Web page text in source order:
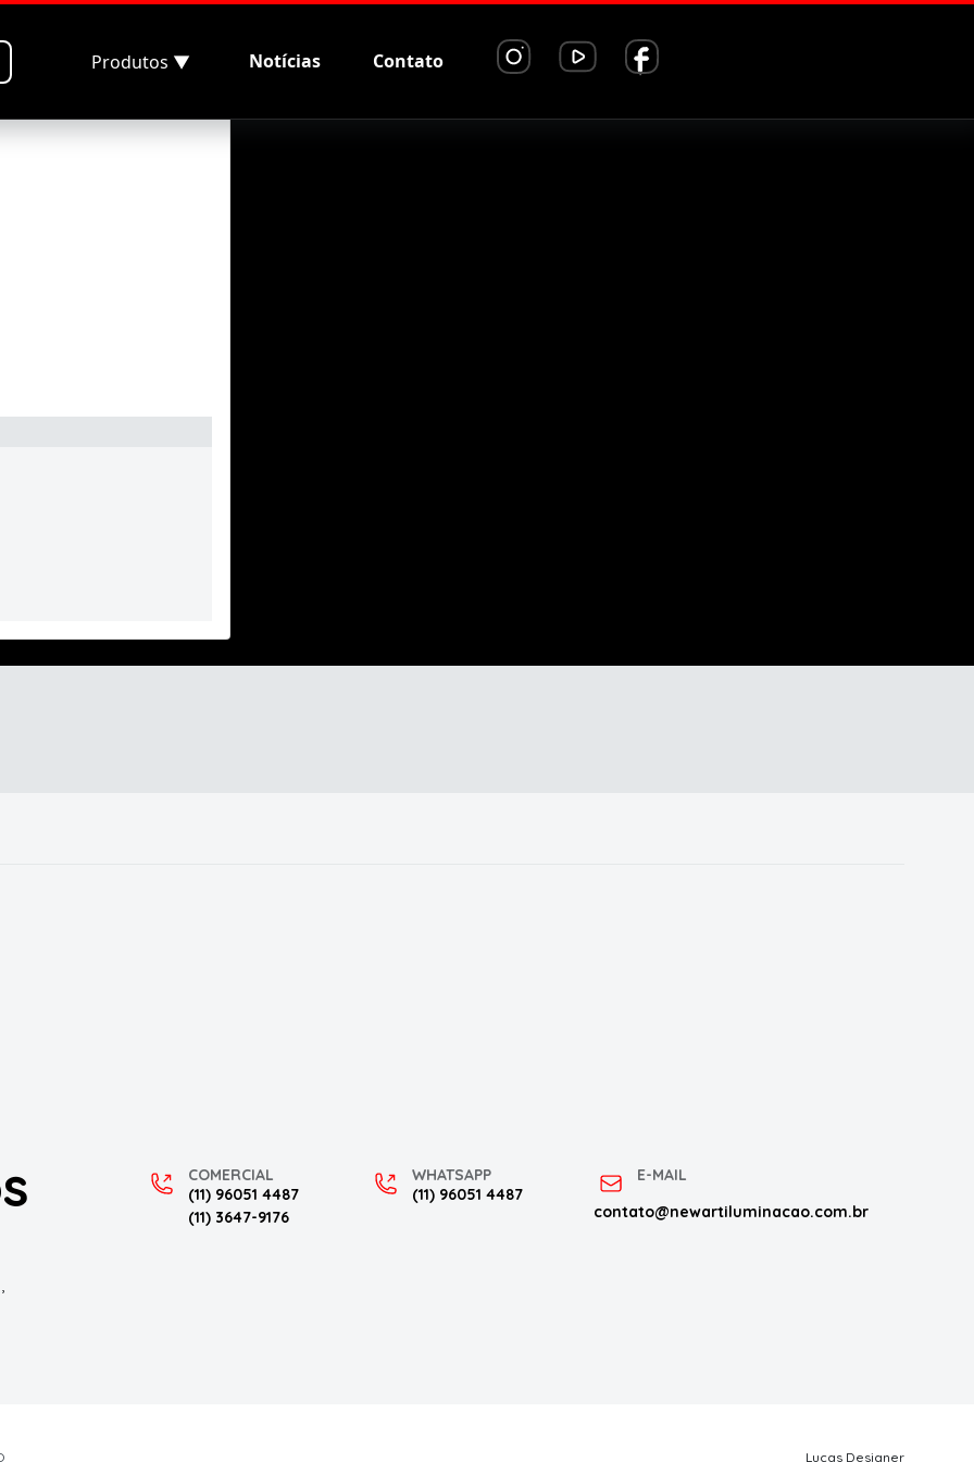
Produtos ▼ Notícias Contato
COMERCIAL
(11) 96051 4487
(11) 3647-9176
WHATSAPP
(11) 96051 4487
E-MAIL
contato@newartiluminacao.com.br
Lucas Designer